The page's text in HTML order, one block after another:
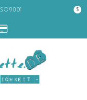
ISO9001 $